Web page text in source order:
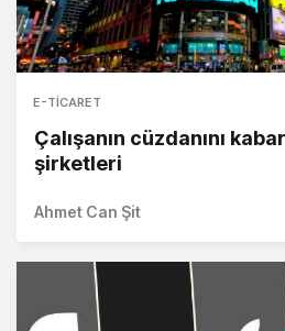
E-TICARET
Çalışanın cüzdanını
şirketleri
Ahmet Can Şit